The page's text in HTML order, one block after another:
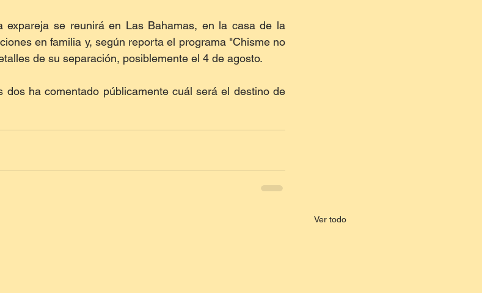
expareja se reunirá en Las Bahamas, en la casa de la
en familia y, según reporta el programa "Chisme no
de su separación, posiblemente el 4 de agosto.
dos ha comentado públicamente cuál será el destino de
Ver todo